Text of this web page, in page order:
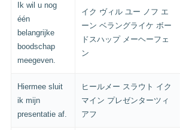
Ik wil u nog
één
belangrijke
boodschap
meegeven.
イク ヴィル ユー ノフ エ
ーン ベラングライケ ボー
ドスハップ メーヘーフェ
ン
Hiermee sluit
ik mijn
presentatie af.
ヒールメー スラウト イク
マイン プレゼンターツィ
アフ